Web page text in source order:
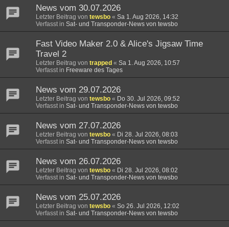
News vom 30.07.2026
Letzter Beitrag von tewsbo « Sa 1. Aug 2026, 14:32
Verfasst in Sat- und Transponder-News von tewsbo
Fast Video Maker 2.0 & Alice's Jigsaw Time
Travel 2
Letzter Beitrag von trapped « Sa 1. Aug 2026, 10:57
Verfasst in Freeware des Tages
News vom 29.07.2026
Letzter Beitrag von tewsbo « Do 30. Jul 2026, 09:52
Verfasst in Sat- und Transponder-News von tewsbo
News vom 27.07.2026
Letzter Beitrag von tewsbo « Di 28. Jul 2026, 08:03
Verfasst in Sat- und Transponder-News von tewsbo
News vom 26.07.2026
Letzter Beitrag von tewsbo « Di 28. Jul 2026, 08:02
Verfasst in Sat- und Transponder-News von tewsbo
News vom 25.07.2026
Letzter Beitrag von tewsbo « So 26. Jul 2026, 12:02
Verfasst in Sat- und Transponder-News von tewsbo